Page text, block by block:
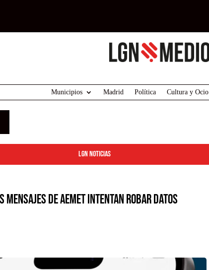
Municipios Madrid Política Cultura y Ocio
LGN Noticias
de AEMET intentan robar datos